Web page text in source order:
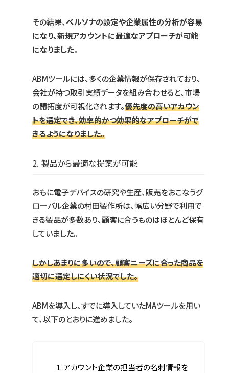
その結果、ペルソナの設定や企業属性の分析が容易
になり、新規アカウントに最適なアプローチが可能
になりました。
ABMツールには、多くの企業情報が保存されており、
会社が持つ取引実績データを組み合わせると、市場
の開拓度が可視化されます。優先度の高いアカウン
トを選定でき、効率的かつ効果的なアプローチがで
きるようになりました。
2. 製品から最適な提案が可能
おもに電子デバイスの研究や生産、販売をおこなうグ
ローバル企業の村田製作所は、幅広い分野で利用で
きる製品が多数あり、顧客に合うものはほとんど保有
していました。
しかしあまりに多いので、顧客ニーズに合った商品を
適切に選定しにくい状況でした。
ABMを導入し、すでに導入していたMAツールを用い
て、以下のとおりに進めました。
アカウント企業の担当者の名刺情報を